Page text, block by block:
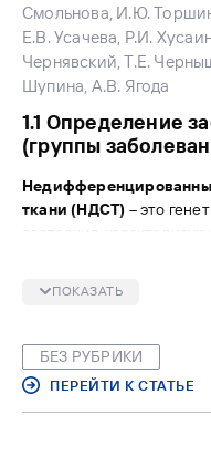
Смольнова, И.Ю.
Е.В. Усачева, Р.И.
Чернявский, Т.Е.
Шупина, А.В. Ягода
1.1 ​Определение
(группы
ткани (НДСТ) – это
состояния,
и основного вещества
ассоциированной
фармакодинамики
ПОКАЗАТЬ
БЕЗ РУБРИКИ
ПЕРЕЙТИ К СТАТЬЕ